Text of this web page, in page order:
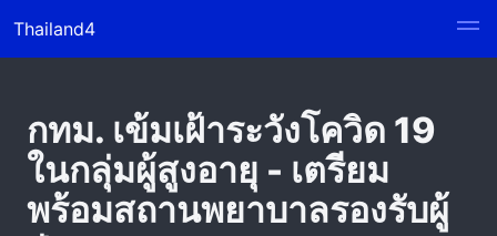
Thailand4
กทม. เข้มเฝ้าระวังโควิด 19
ในกลุ่มผู้สูงอายุ - เตรียม
พร้อมสถานพยาบาลรองรับผู้